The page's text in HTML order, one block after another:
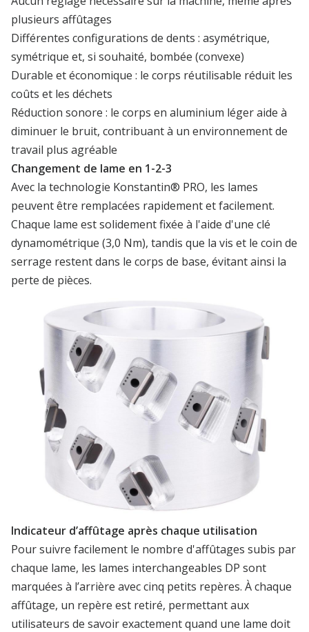
plusieurs affûtages
Différentes configurations de dents : asymétrique,
symétrique et, si souhaité, bombée (convexe)
Durable et économique : le corps réutilisable réduit les
coûts et les déchets
Réduction sonore : le corps en aluminium léger aide à
diminuer le bruit, contribuant à un environnement de
travail plus agréable
Changement de lame en 1-2-3
Avec la technologie Konstantin® PRO, les lames
peuvent être remplacées rapidement et facilement.
Chaque lame est solidement fixée à l'aide d'une clé
dynamométrique (3,0 Nm), tandis que la vis et le coin de
serrage restent dans le corps de base, évitant ainsi la
perte de pièces.
Indicateur d’affûtage après chaque utilisation
Pour suivre facilement le nombre d'affûtages subis par
chaque lame, les lames interchangeables DP sont
marquées à l’arrière avec cinq petits repères. À chaque
affûtage, un repère est retiré, permettant aux
utilisateurs de savoir exactement quand une lame doit